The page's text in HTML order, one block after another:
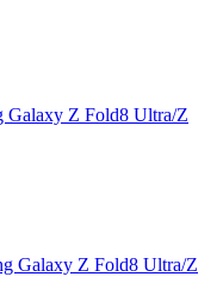
Galaxy Z Fold8 Ultra/Z
Galaxy Z Fold8 Ultra/Z